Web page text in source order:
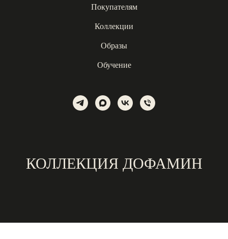
Покупателям
Коллекции
Образы
Обучение
КОЛЛЕКЦИЯ ДОФАМИН